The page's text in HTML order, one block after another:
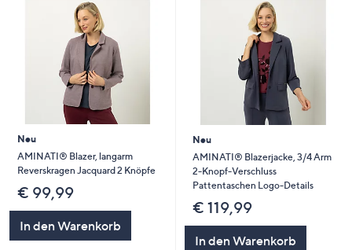
diese
anzuzeigen.
Neu
AMINATI® Blazer, langarm
Reverskragen Jacquard 2 Knöpfe
€ 99,99
In den Warenkorb
Neu
AMINATI® Blazerjacke, 3/4 Arm
2-Knopf-Verschluss
Pattentaschen Logo-Details
€ 119,99
In den Warenkorb